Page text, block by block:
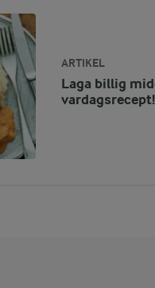
ARTIKEL
Laga billig
vardagsrecept!